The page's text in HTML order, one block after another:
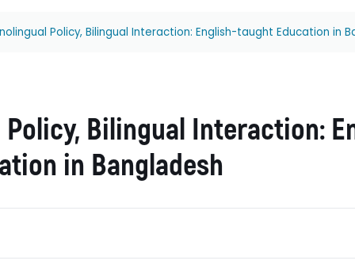
Policy, Bilingual Interaction: English-taught Education in
Bilingual Interaction:
in Bangladesh